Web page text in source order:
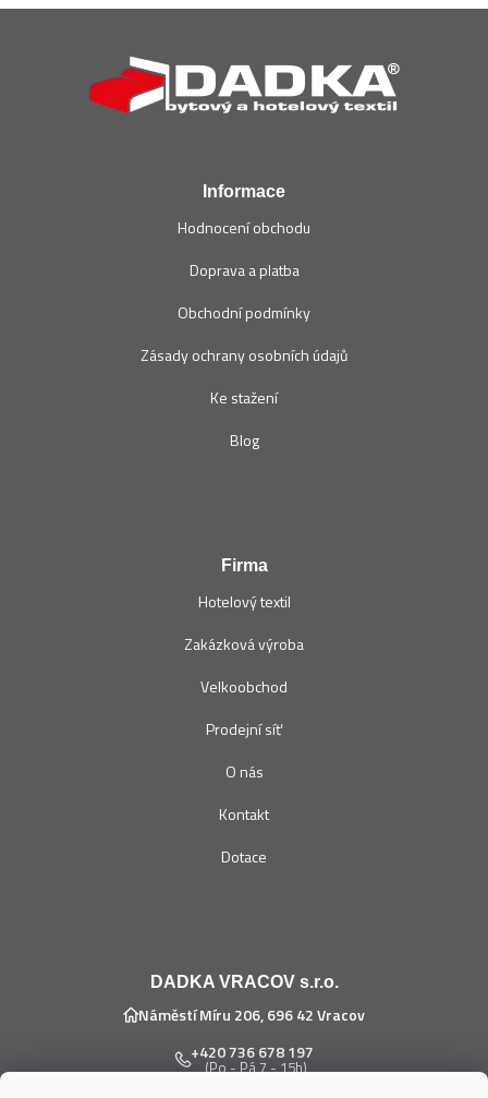
Informace
Hodnocení obchodu
Doprava a platba
Obchodní podmínky
Zásady ochrany osobních údajů
Ke stažení
Blog
Firma
Hotelový textil
Zakázková výroba
Velkoobchod
Prodejní síť
O nás
Kontakt
Dotace
DADKA VRACOV s.r.o.
Náměstí Míru 206, 696 42 Vracov
+420 736 678 197
(Po - Pá 7 - 15h)